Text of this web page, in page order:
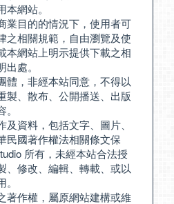
網站。
業目的的情況下，使用者可
之相關規範，自由瀏覽及使
本網站上明示提供下載之相
處。
體，非經本站同意，不得以
製、散布、公開播送、出版
資料，包括文字、圖片、
民國著作權法相關條文保
所有，未經本站合法授
、修改、編輯、轉載、或以
著作權，屬原網站建構或維